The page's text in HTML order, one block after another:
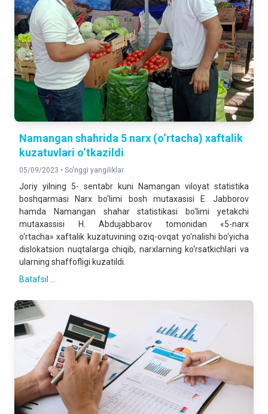
Namangan shahrida 5 narx (o‘rtacha) xaftalik
kuzatuvlari o‘tkazildi
05/09/2023 • So'nggi yangiliklar
Joriy yilning 5- sentabr kuni Namangan viloyat statistika
boshqarmasi Narx bo'limi bosh mutaxasisi E. Jabborov
hamda Namangan shahar statistikasi bo‘limi yetakchi
mutaxassisi H. Abdujabbarov tomonidan «5-narx
o‘rtacha» xaftalik kuzatuvining oziq-ovqat yo'nalishi bo‘yicha
dislokatsion nuqtalarga chiqib, narxlarning ko‘rsatkichlari va
ularning shaffofligi kuzatildi.
Batafsil ...